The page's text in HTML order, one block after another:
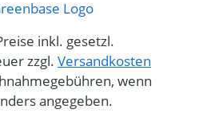
inkl. gesetzl.
zzgl. Versandkosten
wenn
angegeben.